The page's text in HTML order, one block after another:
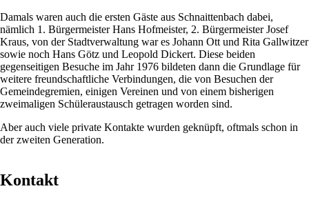
Damals waren auch die ersten Gäste aus Schnaittenbach dabei,
nämlich 1. Bürgermeister Hans Hofmeister, 2. Bürgermeister Josef
Kraus, von der Stadtverwaltung war es Johann Ott und Rita Gallwitzer
sowie noch Hans Götz und Leopold Dickert. Diese beiden
gegenseitigen Besuche im Jahr 1976 bildeten dann die Grundlage für
weitere freundschaftliche Verbindungen, die von Besuchen der
Gemeindegremien, einigen Vereinen und von einem bisherigen
zweimaligen Schüleraustausch getragen worden sind.
Aber auch viele private Kontakte wurden geknüpft, oftmals schon in
der zweiten Generation.
Kontakt